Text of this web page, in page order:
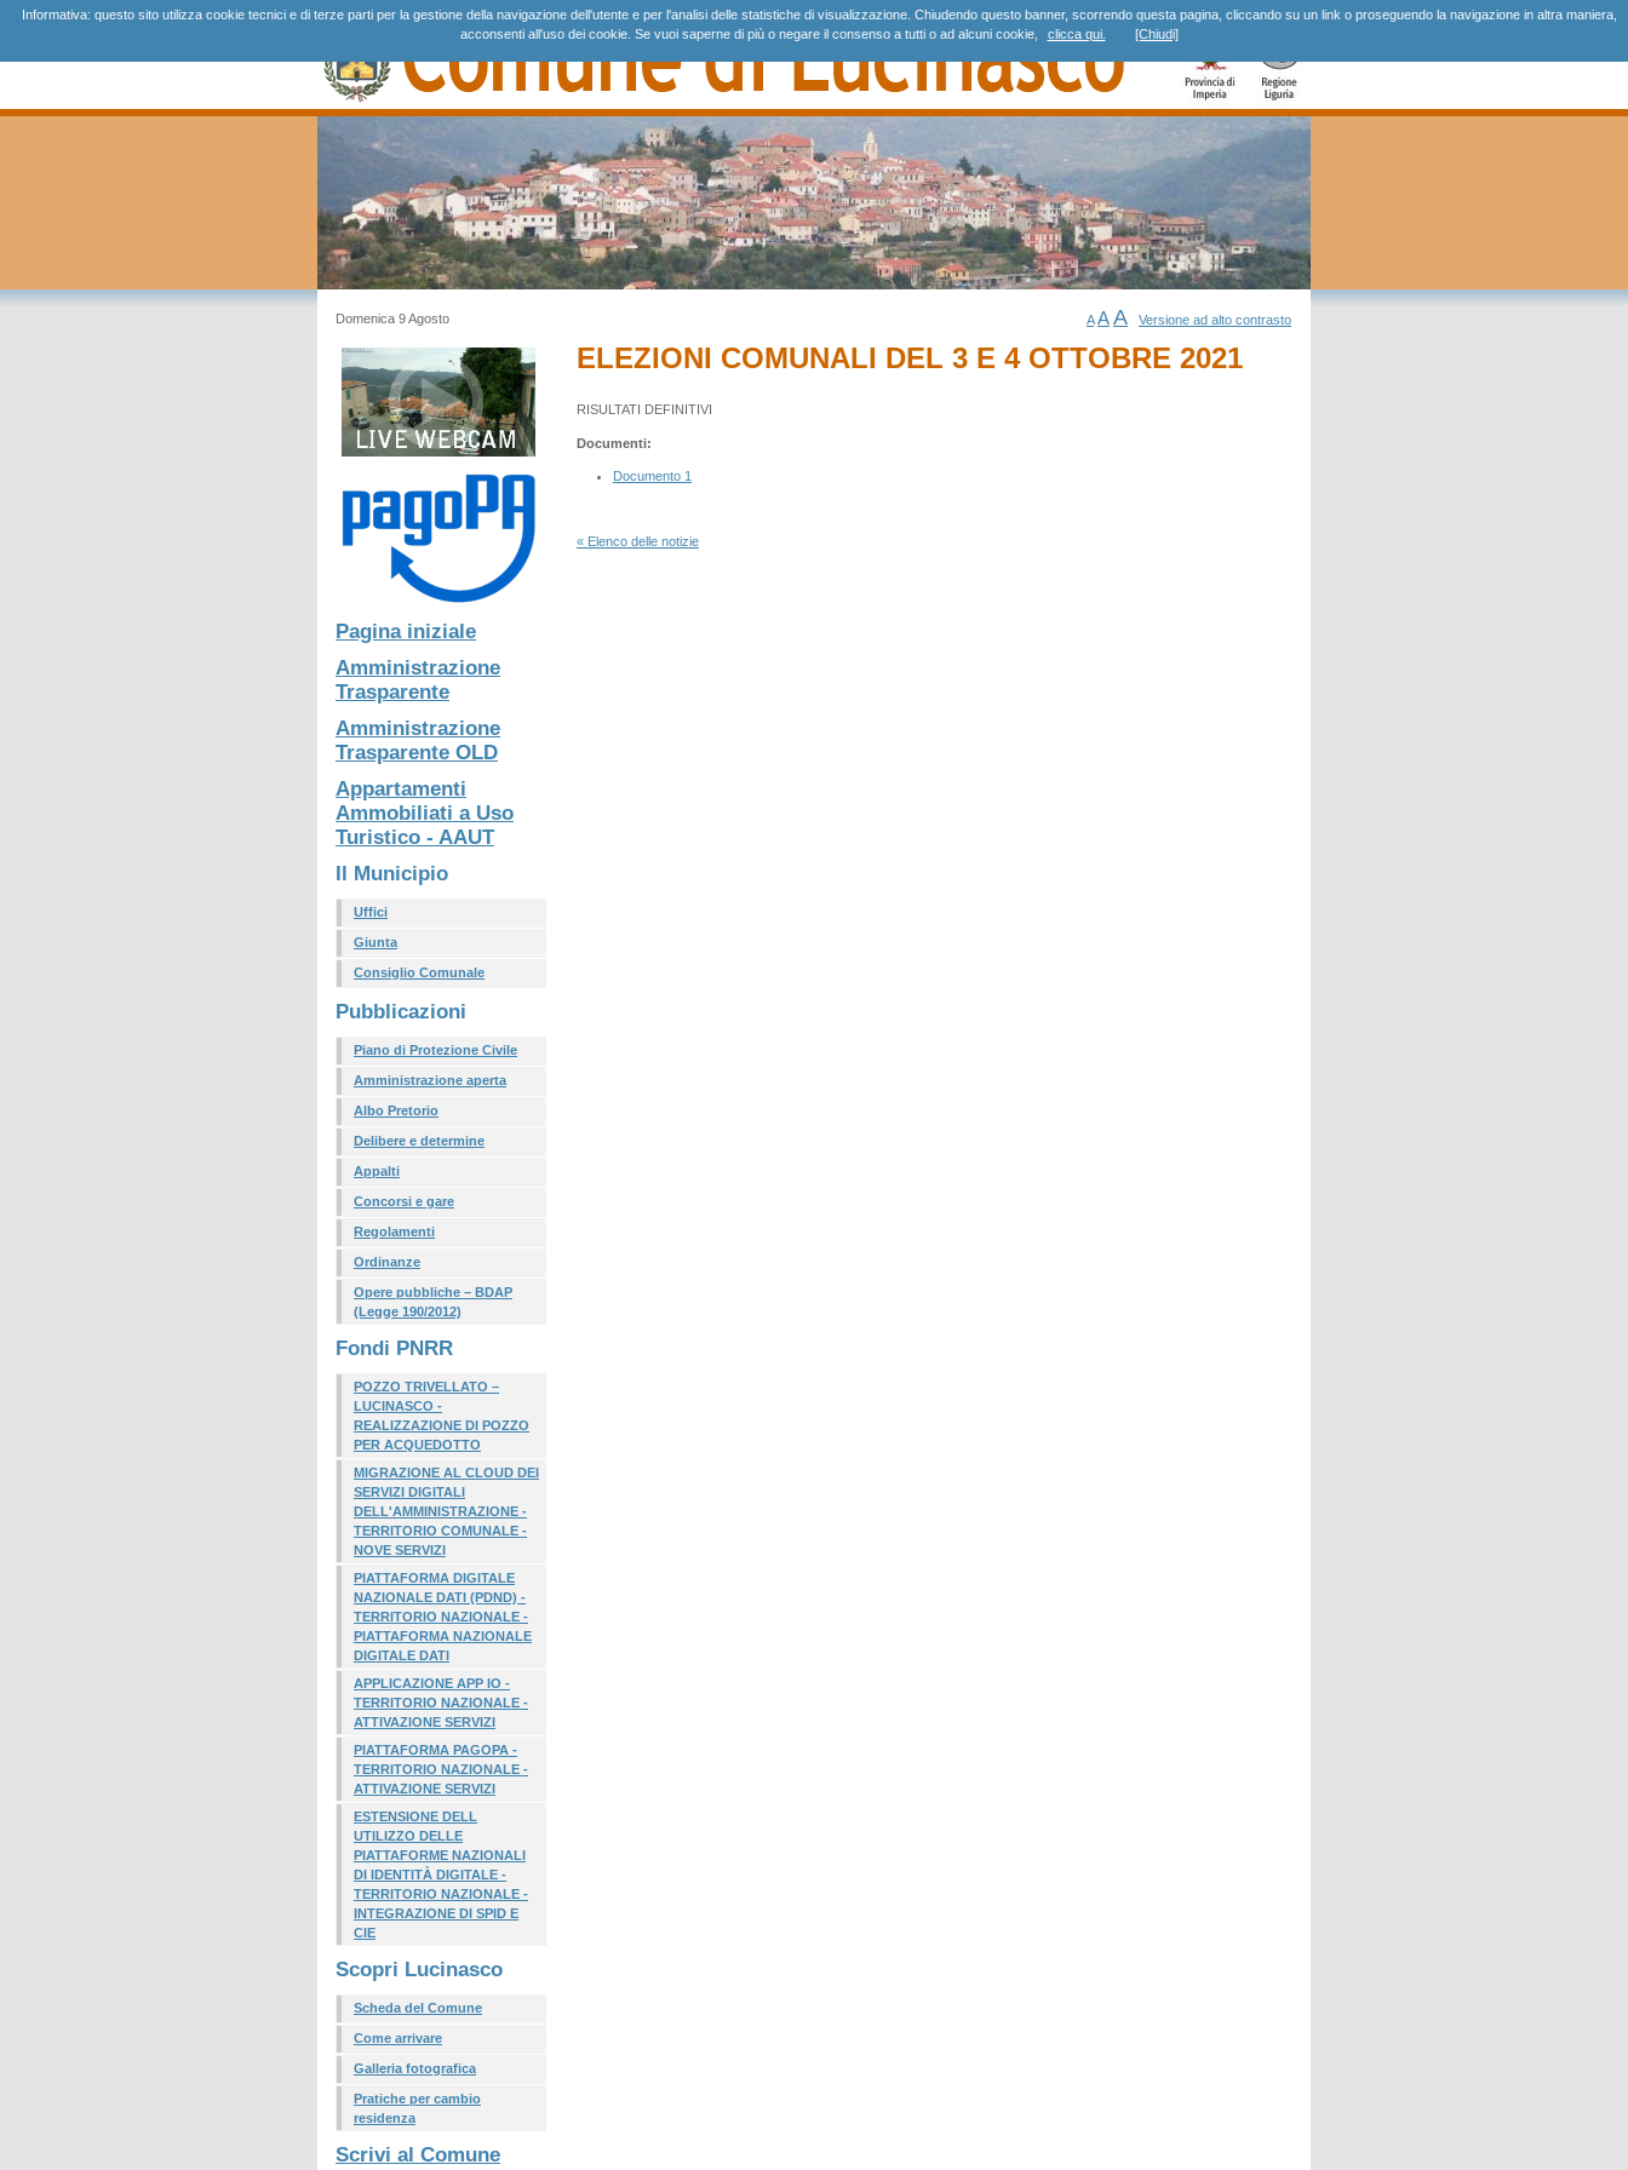
Domenica 9 Agosto
Pagina iniziale
Amministrazione
Trasparente
Amministrazione
Trasparente OLD
Appartamenti
Ammobiliati a Uso
Turistico - AAUT
Il Municipio
Uffici
Giunta
Consiglio Comunale
Pubblicazioni
Piano di Protezione Civile
Amministrazione aperta
Albo Pretorio
Delibere e determine
Appalti
Concorsi e gare
Regolamenti
Ordinanze
Opere pubbliche – BDAP
(Legge 190/2012)
Fondi PNRR
POZZO TRIVELLATO –
LUCINASCO -
REALIZZAZIONE DI POZZO
PER ACQUEDOTTO
MIGRAZIONE AL CLOUD DEI
SERVIZI DIGITALI
DELL'AMMINISTRAZIONE -
TERRITORIO COMUNALE -
NOVE SERVIZI
PIATTAFORMA DIGITALE
NAZIONALE DATI (PDND) -
TERRITORIO NAZIONALE -
PIATTAFORMA NAZIONALE
DIGITALE DATI
APPLICAZIONE APP IO -
TERRITORIO NAZIONALE -
ATTIVAZIONE SERVIZI
PIATTAFORMA PAGOPA -
TERRITORIO NAZIONALE -
ATTIVAZIONE SERVIZI
ESTENSIONE DELL
UTILIZZO DELLE
PIATTAFORME NAZIONALI
DI IDENTITÀ DIGITALE -
TERRITORIO NAZIONALE -
INTEGRAZIONE DI SPID E
CIE
Scopri Lucinasco
Scheda del Comune
Come arrivare
Galleria fotografica
Pratiche per cambio
residenza
Scrivi al Comune
A AA Versione ad alto contrasto
ELEZIONI COMUNALI DEL 3 E 4 OTTOBRE 2021
RISULTATI DEFINITIVI
Documenti:
Documento 1
« Elenco delle notizie
Informativa: questo sito utilizza cookie tecnici e di terze parti per la gestione della navigazione dell'utente e per l'analisi delle statistiche di visualizzazione. Chiudendo questo banner, scorrendo questa pagina, cliccando su un link o proseguendo la navigazione in altra maniera,
acconsenti all'uso dei cookie. Se vuoi saperne di più o negare il consenso a tutti o ad alcuni cookie,
clicca qui. [Chiudi]